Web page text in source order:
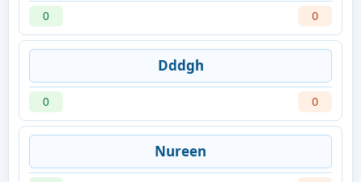
0 0
Dddgh
0 0
Nureen